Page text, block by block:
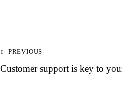
PREVIOUS
Customer support is key to